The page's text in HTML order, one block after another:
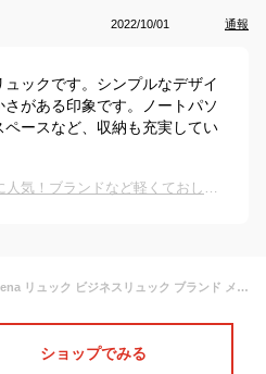
2022/10/01 通報
ックです。シンプルなデザイ
がある印象です。ノートパソ
ースなど、収納も充実してい
通勤リュック｜レディースに人気！ブランドなど軽くておしゃれな防水リュックのおすすめは？
Nordace Siena リュック ビジネスリュック ブランド メンズ レディース 大容量 おしゃれ おすすめ 旅行 通勤 通学 学生 軽量 USB充電 ノルディス クラシック ND1001 プレゼント ギフト【正規輸入販売代理店】
ショップでみる